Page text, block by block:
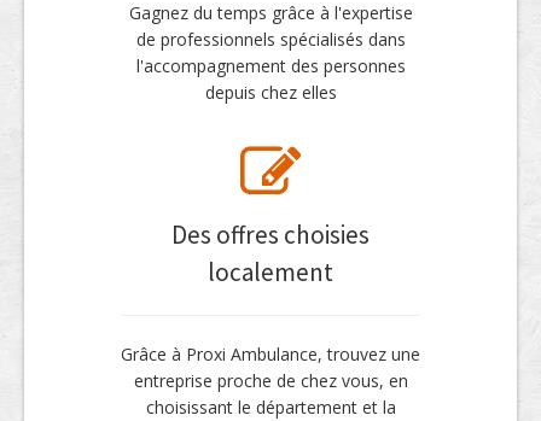
Gagnez du temps grâce à l'expertise
de professionnels spécialisés dans
l'accompagnement des personnes
depuis chez elles
Des offres choisies
localement
Grâce à Proxi Ambulance, trouvez une
entreprise proche de chez vous, en
choisissant le département et la